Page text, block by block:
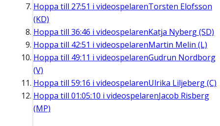
Hoppa till 27:51 i videospelarenTorsten Elofsson
(KD)
Hoppa till 36:46 i videospelarenKatja Nyberg (SD)
Hoppa till 42:51 i videospelarenMartin Melin (L)
Hoppa till 49:11 i videospelarenGudrun Nordborg
(V)
Hoppa till 59:16 i videospelarenUlrika Liljeberg (C)
Hoppa till 01:05:10 i videospelarenJacob Risberg
(MP)